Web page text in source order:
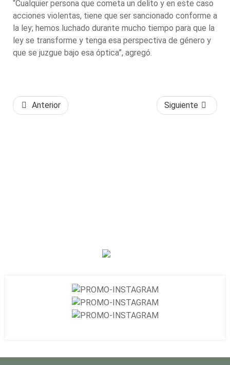
“Cualquier persona que cometa un delito y en este caso
acciones violentas, tiene que ser sancionado conforme a
la ley; hemos luchado durante mucho tiempo para que la
ley se transforme y tenga esa perspectiva de género y
que se juzgue bajo esa óptica”, agregó.
Anterior Siguiente